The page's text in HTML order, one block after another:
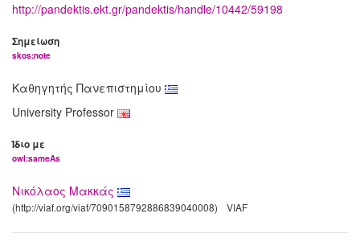
http://pandektis.ekt.gr/pandektis/handle/10442/59198
Σημείωση
skos:note
Καθηγητής Πανεπιστημίου
University Professor
Ίδιο με
owl:sameAs
Νικόλαος Μακκάς
(http://viaf.org/viaf/7090158792886839040008) VIAF